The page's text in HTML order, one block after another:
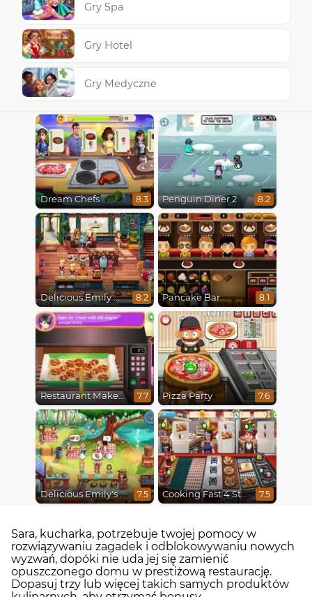
Gry Spa
Gry Hotel
Gry Medyczne
Dream Chefs 8.3 Penguin Diner 2 8.2
Delicious Emily New Beginning 8.2 Pancake Bar 8.1
Restaurant Makeover 7.7 Pizza Party 7.6
Delicious Emily's Hopes And Fears 7.5 Cooking Fast 4 Steak 7.5
Sara, kucharka, potrzebuje twojej pomocy w
rozwiązywaniu zagadek i odblokowywaniu nowych
wyzwań, dopóki nie uda jej się zamienić
opuszczonego domu w prestiżową restaurację.
Dopasuj trzy lub więcej takich samych produktów